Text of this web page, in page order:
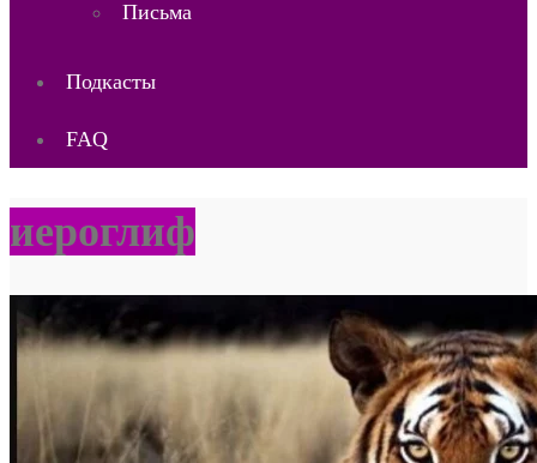
Письма
Подкасты
FAQ
иероглиф